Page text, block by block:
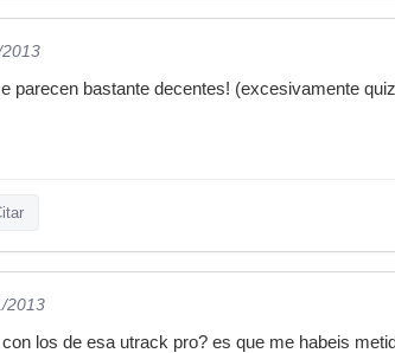
parecen bastante decentes! (excesivamente
2013
los de esa utrack pro? es que me habeis